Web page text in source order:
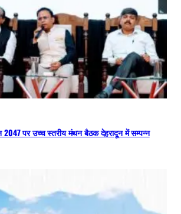
2047 पर उच्च स्तरीय मंथन बैठक देहरादून में सम्पन्न